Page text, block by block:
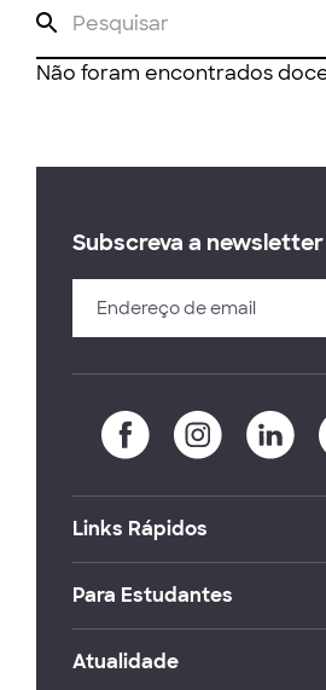
Não foram encontrados
Subscreva a newsletter
Links Rápidos
Para Estudantes
Atualidade